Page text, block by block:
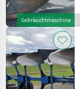
Gebrauchtmaschine